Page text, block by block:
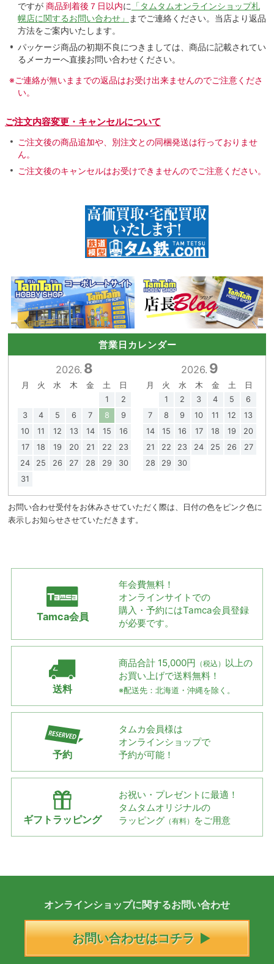
ですが 商品到着後７日以内に 「タムタムオンラインショップ札
幌店に関するお問い合わせ」
までご連絡ください。当店より返品
方法をご案内いたします。
パッケージ商品の初期不良につきましては、商品に記載されてい
るメーカーへ直接お問い合わせください。
※ご連絡が無いままでの返品はお受け出来ませんのでご注意くださ
い。
ご注文内容変更・キャンセルについて
ご注文後の商品追加や、別注文との同梱発送は行っておりませ
ん。
ご注文後のキャンセルはお受けできませんのでご注意ください。
営業日カレンダー
2026. 8
月 火 水 木 金 土
日
1
2
3
4 5 6 7 8
9
10
11 12 13 14 15
16
17
18 19 20 21 22
23
24
25 26 27 28 29
30
31
2026. 9
月 火 水 木 金 土
日
1
2 3 4 5
6
7
8 9 10 11 12
13
14
15 16 17 18 19
20
21
22 23 24 25 26
27
28
29 30
お問い合わせ受付をお休みさせていただく際は、日付の色をピンク色に
表示しお知らせさせていただきます。
Tamca会員
年会費無料！
オンラインサイトでの
購入・予約にはTamca会員登録
が必要です。
送料
商品合計 15,000円 （税込） 以上の
お買い上げで送料無料！
※配送先：北海道・沖縄を除く。
予約
タムカ会員様は
オンラインショップで
予約が可能！
ギフトラッピング
お祝い・プレゼントに最適！
タムタムオリジナルの
ラッピング （有料） をご用意
オンラインショップに関するお問い合わせ
お問い合わせはコチラ